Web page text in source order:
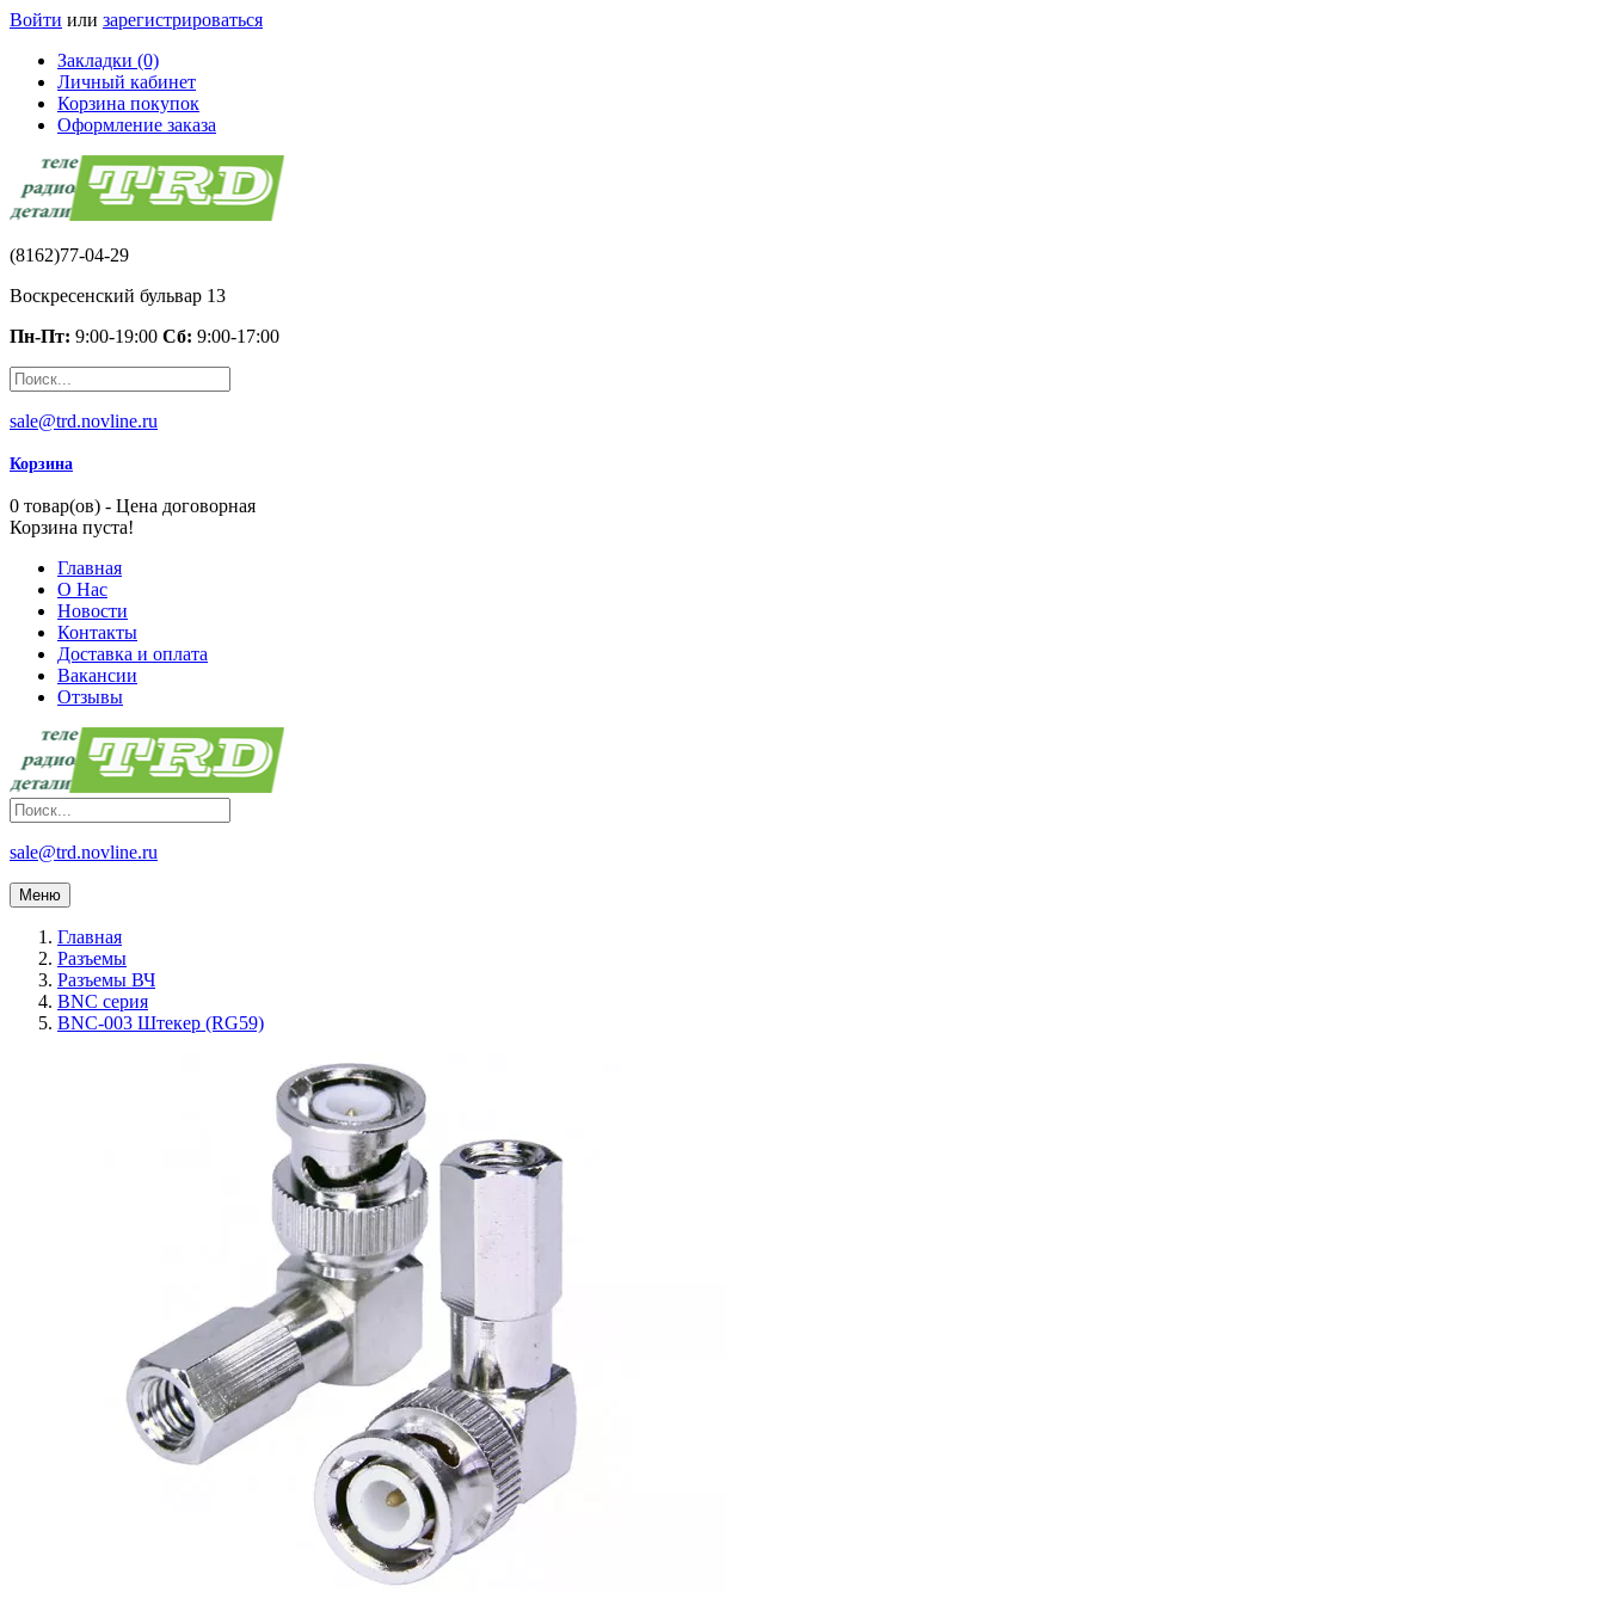
Войти или зарегистрироваться
Закладки (0)
Личный кабинет
Корзина покупок
Оформление заказа
(8162)77-04-29
Воскресенский бульвар 13
Пн-Пт: 9:00-19:00 Сб: 9:00-17:00
sale@trd.novline.ru
Корзина
0 товар(ов) - Цена договорная
Корзина пуста!
Главная
О Нас
Новости
Контакты
Доставка и оплата
Вакансии
Отзывы
sale@trd.novline.ru
Меню
Главная
Разъемы
Разъемы ВЧ
BNC серия
BNC-003 Штекер (RG59)